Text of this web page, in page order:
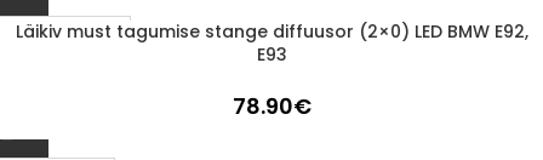
LÄBIMÜÜDUD
Läikiv must tagumise stange diffuusor (2×0) LED BMW E92,
E93
78.90€